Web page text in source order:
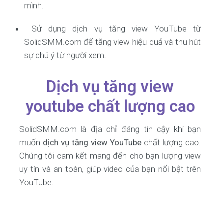
mình.
Sử dụng dịch vụ tăng view YouTube từ
SolidSMM.com để tăng view hiệu quả và thu hút
sự chú ý từ người xem.
Dịch vụ tăng view
youtube chất lượng cao
SolidSMM.com là địa chỉ đáng tin cậy khi bạn
muốn dịch vụ tăng view YouTube chất lượng cao.
Chúng tôi cam kết mang đến cho bạn lượng view
uy tín và an toàn, giúp video của bạn nổi bật trên
YouTube.